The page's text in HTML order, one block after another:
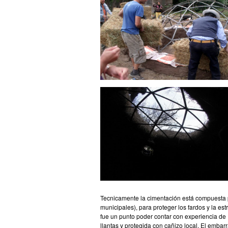
Tecnicamente la cimentación está
municipales), para proteger los fardos y la
fue un punto poder contar con experiencia
llantas y protegida con cañizo local. El